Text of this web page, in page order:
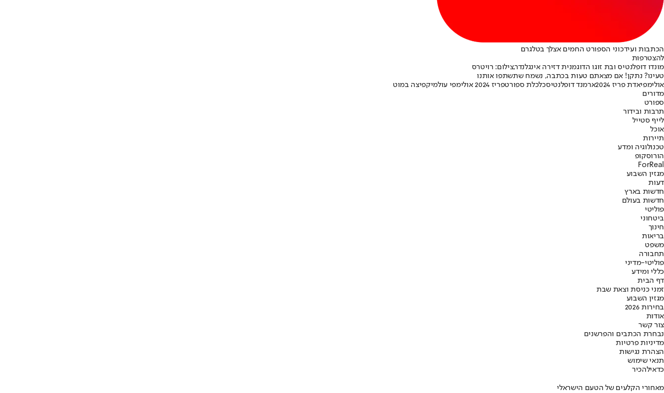
הכתבות ועידכוני הספורט החמים אצלך בטלגרם
להצטרפות
מונדו דופלנטיס ובת זוגו הדוגמנית דזירה אינגלנדר,צילום: רויטרס
טעינו? נתקן! אם מצאתם טעות בכתבה, נשמח שתשתפו אותנו
אולימפיאדת פריז 2024
ארמנד דופלנטיסכלכלת ספורטפריז 2024 אולימפי עולמי
קפיצה במוט
מדורים
ספורט
תרבות ובידור
לייף סטייל
אוכל
תיירות
טכנולוגיה ומדע
הורוסקופ
ForReal
מגזין השבוע
דעות
חדשות בארץ
חדשות בעולם
פוליטי
ביטחוני
חינוך
בריאות
משפט
תחבורה
פוליטי-מדיני
כללי ומידע
דף הבית
זמני כניסת וצאת שבת
מגזין השבוע
בחירות 2026
אודות
צור קשר
נבחרת הכתבים והפרשנים
מדיניות פרטיות
הצהרת נגישות
תנאי שימוש
כדאילהכיר
מאחורי הקלעים של הטעם הישראלי